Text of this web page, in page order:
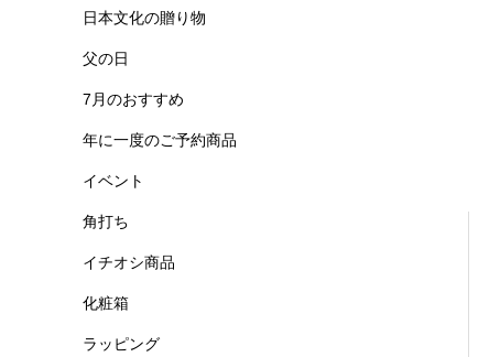
日本文化の贈り物
父の日
7月のおすすめ
年に一度のご予約商品
イベント
角打ち
イチオシ商品
化粧箱
ラッピング